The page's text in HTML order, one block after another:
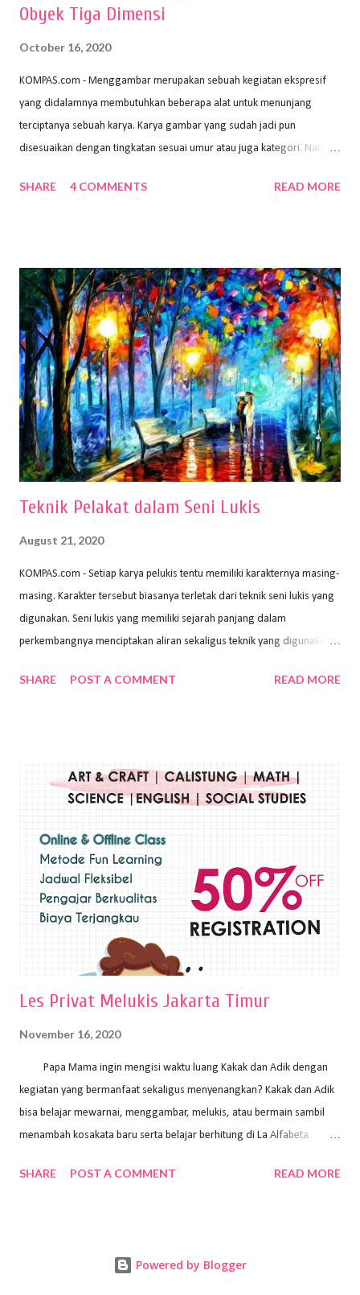
Obyek Tiga Dimensi
October 16, 2020
KOMPAS.com - Menggambar merupakan sebuah kegiatan ekspresif
yang didalamnya membutuhkan beberapa alat untuk menunjang
terciptanya sebuah karya. Karya gambar yang sudah jadi pun
disesuaikan dengan tingkatan sesuai umur atau juga kategori. Namun,
sehingga hasilnya bisa dilihat. Peran alat dan bahan sangat
memiliki spesifikasi berbeda sesuai jenisnya. Berikut peralatan
menggambar bentuk: 1. Kertas Gambar Kegiatan menggambar
membutuhkan kertas yang baik agar proses pembuatan gambar lebih
nyaman dan maksimal. Bahan kertas yang baik salah satu syaratnya
adalah tidak mudah sobek, mengingat menggambar merupakan
proses menggores dan menghapus. Kertas adalah bahan yang paling
ideal digunakan untuk menggambar. Dalam menggambar
menggunakan pen...
SHARE 4 COMMENTS READ MORE
Teknik Pelakat dalam Seni Lukis
August 21, 2020
KOMPAS.com - Setiap karya pelukis tentu memiliki karakternya masing-
masing. Karakter tersebut biasanya terletak dari teknik seni lukis yang
digunakan. Seni lukis yang memiliki sejarah panjang dalam
perkembangnya menciptakan aliran sekaligus teknik yang digunakan.
Wayan Kun Adnyana, teknik yang berbeda tentunya akan
menggunakan bahan dasar cat air, cat akrilik, atau cat minyak dengan
sapuan warna cat yang tebal. Dengan memberikan sapuan warna
pelukis untuk menghasilkan lukisan yang mempesona dan tentunya
bernilai tinggi. Ciri teknik plakat Ciri-ciri teknik plakat, yaitu: Sapuan
warna yang kental dan tebal. Hasil lukisan menutupi seluruh bagian
medianya Mem...
SHARE POST A COMMENT READ MORE
Les Privat Melukis Jakarta Timur
November 16, 2020
Papa Mama ingin mengisi waktu luang Kakak dan Adik dengan
kegiatan yang bermanfaat sekaligus menyenangkan? Kakak dan Adik
bisa belajar mewarnai, menggambar, melukis, atau bermain sambil
menambah kosakata baru serta belajar berhitung di La Alfabeta.
kok untuk mengajar dengan metode yang fun, La Alfabeta
Alfabeta. ⁣⁣⁣⁣Ada pilihan online class maupun offline class lho! Cek
SHARE POST A COMMENT READ MORE
Powered by Blogger